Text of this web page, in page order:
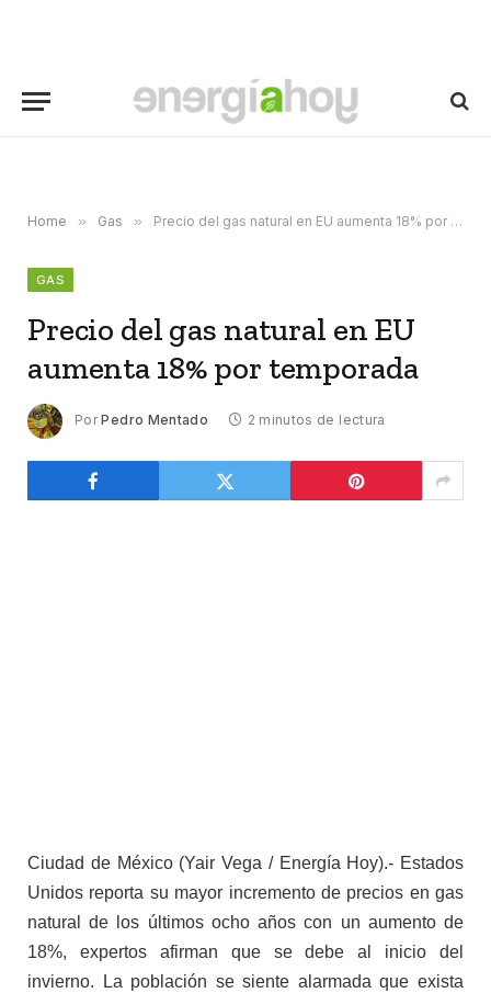
Home » Gas » Precio del gas natural en EU aumenta 18% por temporada
GAS
Precio del gas natural en EU
aumenta 18% por temporada
Por Pedro Mentado 2 minutos de lectura
Ciudad de México (Yair Vega / Energía Hoy).- Estados
Unidos reporta su mayor incremento de precios en gas
natural de los últimos ocho años con un aumento de
18%, expertos afirman que se debe al inicio del
invierno. La población se siente alarmada que exista